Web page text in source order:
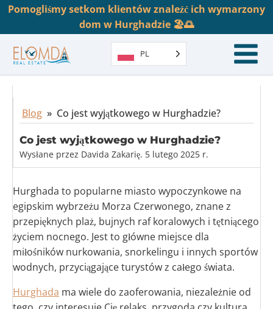
Pomogliśmy setkom klientów znaleźć ich wymarzony
dom w Hurghadzie 🏖️🌅
PL
Blog » Co jest wyjątkowego w Hurghadzie?
Co jest wyjątkowego w Hurghadzie?
Wysłane przez Davida Zakarię. 5 lutego 2025 r.
Hurghada to popularne miasto wypoczynkowe na
egipskim wybrzeżu Morza Czerwonego, znane z
przepięknych plaż, bujnych raf koralowych i tętniącego
życiem nocnego. Jest to główne miejsce dla
miłośników nurkowania, snorkelingu i innych sportów
wodnych, przyciągające turystów z całego świata.
Hurghada ma wiele do zaoferowania, niezależnie od